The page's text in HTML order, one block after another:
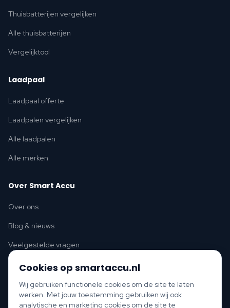
Cookies op smartaccu.nl
Wij gebruiken functionele cookies om de site te laten
werken. Met jouw toestemming gebruiken wij ook
analytische en marketing cookies om de site te
Thuisbatterijen vergelijken
Alle thuisbatterijen
Vergelijktool
Laadpaal
Laadpaal offerte
Laadpalen vergelijken
Alle laadpalen
Alle merken
Over Smart Accu
Over ons
Blog & nieuws
Veelgestelde vragen
Thuisbatterij per provincie